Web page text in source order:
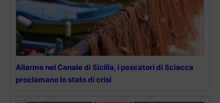
Allarme nel Canale di Sicilia, i pescatori di Sciacca
proclamano lo stato di crisi